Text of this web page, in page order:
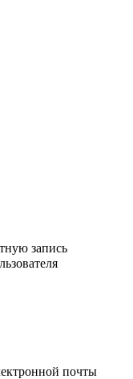
запись
почты